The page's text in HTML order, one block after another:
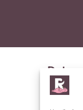
Social